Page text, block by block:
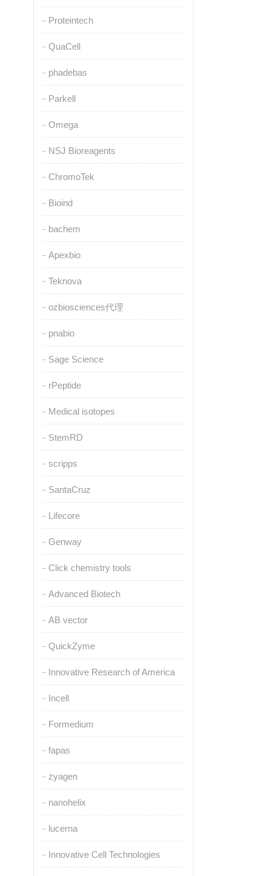
Proteintech
QuaCell
phadebas
Parkell
Omega
NSJ Bioreagents
ChromoTek
Bioind
bachem
Apexbio
Teknova
ozbiosciences代理
pnabio
Sage Science
rPeptide
Medical isotopes
StemRD
scripps
SantaCruz
Lifecore
Genway
Click chemistry tools
Advanced Biotech
AB vector
QuickZyme
Innovative Research of America
Incell
Formedium
fapas
zyagen
nanohelix
lucerna
Innovative Cell Technologies